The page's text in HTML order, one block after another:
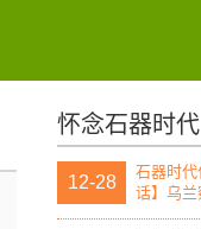
怀念石器时代
12-28
石器时
话】乌
器时代